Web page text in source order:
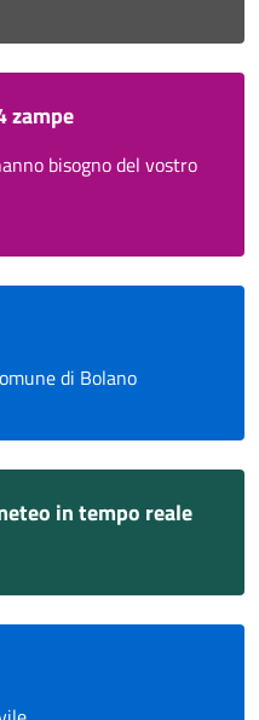
zampe
bisogno del vostro
di Bolano
in tempo reale